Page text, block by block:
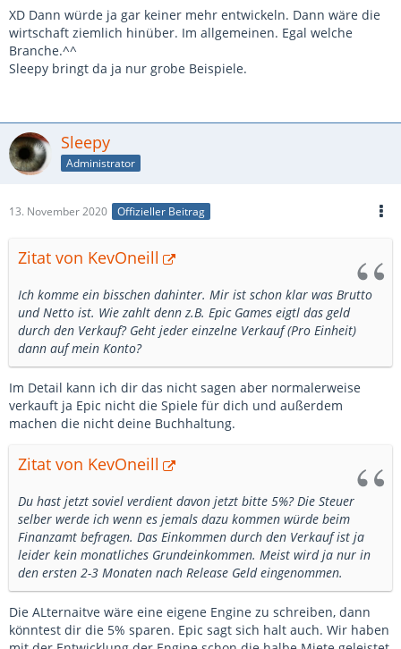
XD Dann würde ja gar keiner mehr entwickeln. Dann wäre die
wirtschaft ziemlich hinüber. Im allgemeinen. Egal welche
Branche.^^
Sleepy bringt da ja nur grobe Beispiele.
Sleepy
Administrator
13. November 2020 Offizieller Beitrag
Zitat von KevOneill
Ich komme ein bisschen dahinter. Mir ist schon klar was Brutto
und Netto ist. Wie zahlt denn z.B. Epic Games eigtl das geld
durch den Verkauf? Geht jeder einzelne Verkauf (Pro Einheit)
dann auf mein Konto?
Im Detail kann ich dir das nicht sagen aber normalerweise
verkauft ja Epic nicht die Spiele für dich und außerdem
machen die nicht deine Buchhaltung.
Zitat von KevOneill
Du hast jetzt soviel verdient davon jetzt bitte 5%? Die Steuer
selber werde ich wenn es jemals dazu kommen würde beim
Finanzamt befragen. Das Einkommen durch den Verkauf ist ja
leider kein monatliches Grundeinkommen. Meist wird ja nur in
den ersten 2-3 Monaten nach Release Geld eingenommen.
Die ALternaitve wäre eine eigene Engine zu schreiben, dann
könntest dir die 5% sparen. Epic sagt sich halt auch. Wir haben